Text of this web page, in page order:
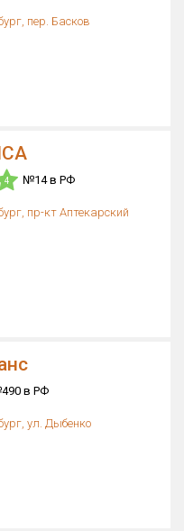
970 из 2 150
пер. Басков
4 №14 в РФ
пр-кт Аптекарский
в РФ
ул. Дыбенко